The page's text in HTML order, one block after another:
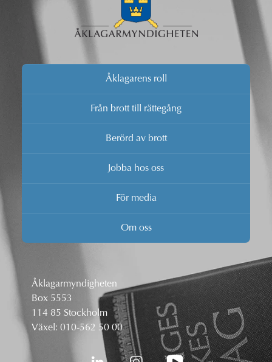
Åklagarens roll
Från brott till rättegång
Berörd av brott
Jobba hos oss
För media
Om oss
Åklagarmyndigheten
Box 5553
114 85 Stockholm
Växel: 010-562 50 00